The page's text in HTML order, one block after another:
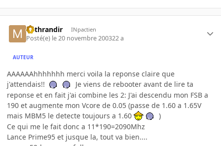
Mithrandir INpactien
Posté(e) le 20 novembre 200322 a
AUTEUR
AAAAAAhhhhhhh merci voila la reponse claire que
j'attendais!!
Je viens de rebooter avant de lire ta
reponse et en fait j'ai combine les 2: J'ai descendu mon FSB a
190 et augmente mon Vcore de 0.05 (passe de 1.60 a 1.65V
mais MBM5 le detecte toujours a 1.60
)
Ce qui me le fait donc a 11*190=2090Mhz
Lance Prime95 et jusque la, tout va bien....